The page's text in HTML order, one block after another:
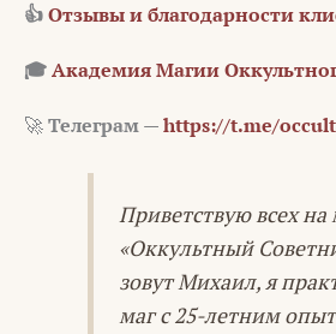
👍Отзывы и благодарности
🎓Академия Магии
🚀Телеграм —https://t.me/
Приветствую всех
«Оккультный
зовут Михаил, я
маг с 25-летним